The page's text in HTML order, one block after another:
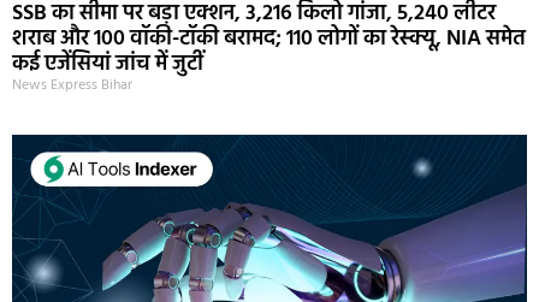
SSB का सीमा पर बड़ा एक्शन, 3,216 किलो गांजा, 5,240 लीटर
शराब और 100 वॉकी-टॉकी बरामद; 110 लोगों का रेस्क्यू, NIA समेत
कई एजेंसियां जांच में जुटीं
News Express Bihar